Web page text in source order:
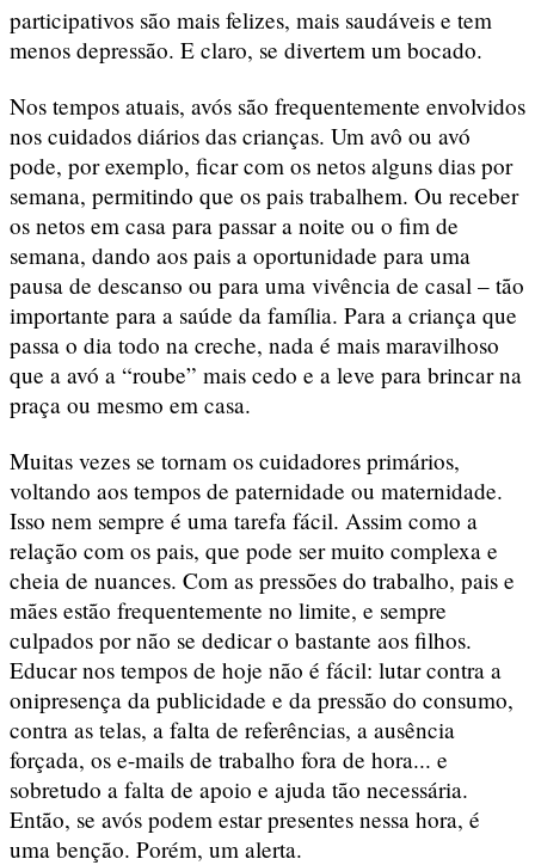
participativos são mais felizes, mais saudáveis e tem
menos depressão. E claro, se divertem um bocado.
Nos tempos atuais, avós são frequentemente envolvidos
nos cuidados diários das crianças. Um avô ou avó
pode, por exemplo, ficar com os netos alguns dias por
semana, permitindo que os pais trabalhem. Ou receber
os netos em casa para passar a noite ou o fim de
semana, dando aos pais a oportunidade para uma
pausa de descanso ou para uma vivência de casal – tão
importante para a saúde da família. Para a criança que
passa o dia todo na creche, nada é mais maravilhoso
que a avó a “roube” mais cedo e a leve para brincar na
praça ou mesmo em casa.
Muitas vezes se tornam os cuidadores primários,
voltando aos tempos de paternidade ou maternidade.
Isso nem sempre é uma tarefa fácil. Assim como a
relação com os pais, que pode ser muito complexa e
cheia de nuances. Com as pressões do trabalho, pais e
mães estão frequentemente no limite, e sempre
culpados por não se dedicar o bastante aos filhos.
Educar nos tempos de hoje não é fácil: lutar contra a
onipresença da publicidade e da pressão do consumo,
contra as telas, a falta de referências, a ausência
forçada, os e-mails de trabalho fora de hora... e
sobretudo a falta de apoio e ajuda tão necessária.
Então, se avós podem estar presentes nessa hora, é
uma benção. Porém, um alerta.